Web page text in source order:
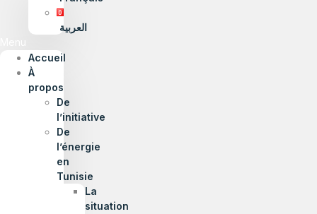
العربية
Accueil
À
propos
De
l’initiative
De
l’énergie
en
Tunisie
La
situation